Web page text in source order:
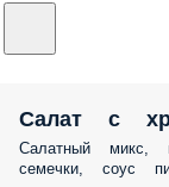
Салат с
Салатный микс,
семечки, соус